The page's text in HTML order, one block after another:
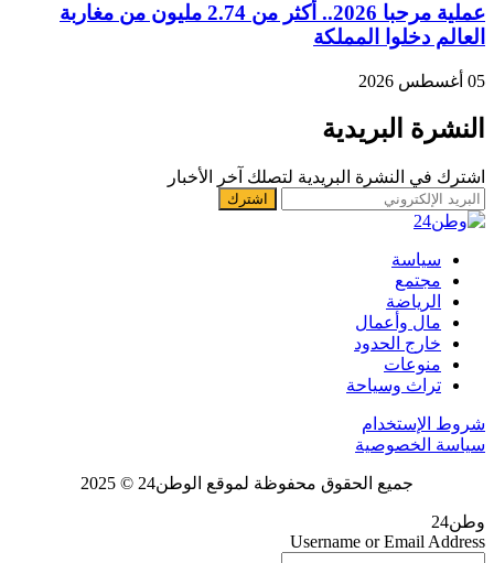
عملية مرحبا 2026.. أكثر من 2.74 مليون من مغاربة
العالم دخلوا المملكة
05 أغسطس 2026
النشرة البريدية
اشترك في النشرة البريدية لتصلك آخر الأخبار
سياسة
مجتمع
الرياضة
مال وأعمال
خارج الحدود
منوعات
تراث وسياحة
شروط الإستخدام
سياسة الخصوصية
جميع الحقوق محفوظة لموقع الوطن24 © 2025
وطن24
Username or Email Address